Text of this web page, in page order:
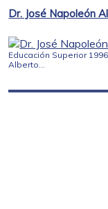
Dr. José Napoleón
Educación Superior
Alberto...